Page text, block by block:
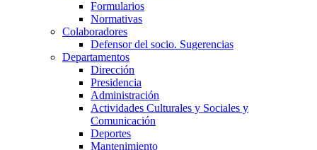
Formularios
Normativas
Colaboradores
Defensor del socio. Sugerencias
Departamentos
Dirección
Presidencia
Administración
Actividades Culturales y Sociales y
Comunicación
Deportes
Mantenimiento